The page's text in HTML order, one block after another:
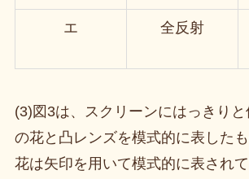
エ 全反射
(3)図3は、スクリーンにはっきりと
の花と凸レンズを模式的に表したも
花は矢印を用いて模式的に表され